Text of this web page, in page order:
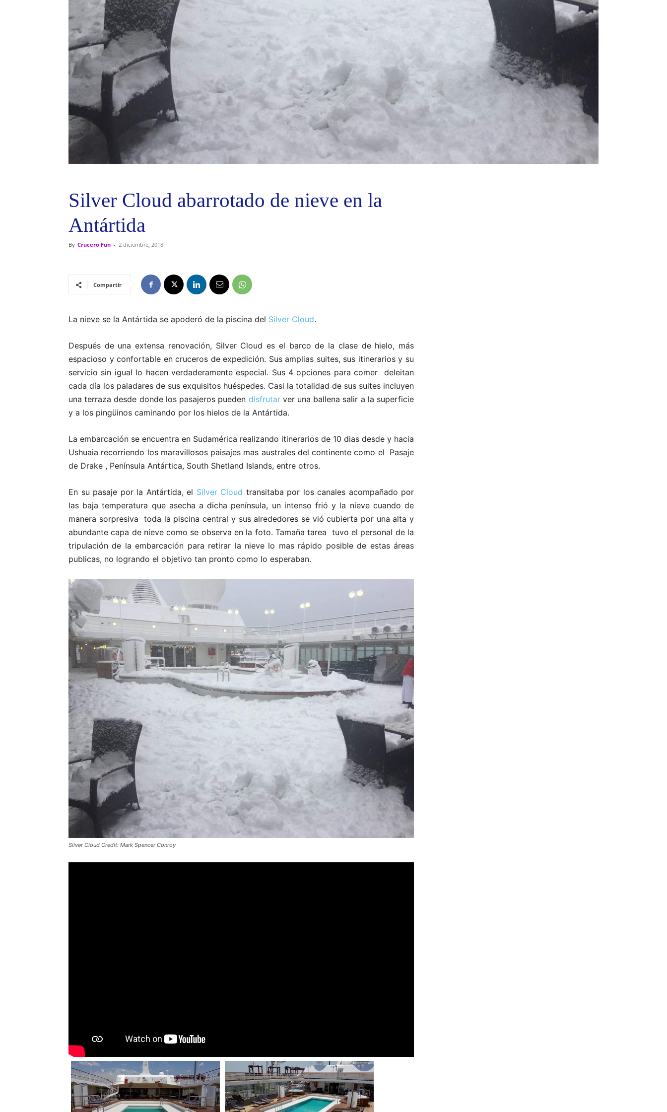
Silver Cloud abarrotado de nieve en la
Antártida
By Crucero Fun - 2 diciembre, 2018
Compartir
La nieve se la Antártida se apoderó de la piscina del Silver Cloud.
Después de una extensa renovación, Silver Cloud es el barco de la clase de hielo, más
espacioso y confortable en cruceros de expedición. Sus amplias suites, sus itinerarios y su
servicio sin igual lo hacen verdaderamente especial. Sus 4 opciones para comer deleitan
cada día los paladares de sus exquisitos huéspedes. Casi la totalidad de sus suites incluyen
una terraza desde donde los pasajeros pueden disfrutarver una ballena salir a la superficie
y a los pingüinos caminando por los hielos de la Antártida.
La embarcación se encuentra en Sudamérica realizando itinerarios de 10 dias desde y hacia
Ushuaia recorriendo los maravillosos paisajes mas australes del continente como el Pasaje
de Drake , Península Antártica, South Shetland Islands, entre otros.
En su pasaje por la Antártida, el Silver Cloud transitaba por los canales acompañado por
las baja temperatura que asecha a dicha península, un intenso frió y la nieve cuando de
manera sorpresiva toda la piscina central y sus alrededores se vió cubierta por una alta y
abundante capa de nieve como se observa en la foto. Tamaña tarea tuvo el personal de la
tripulación de la embarcación para retirar la nieve lo mas rápido posible de estas áreas
publicas, no logrando el objetivo tan pronto como lo esperaban.
Silver Cloud Credit: Mark Spencer Conroy